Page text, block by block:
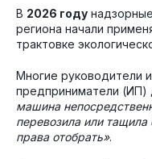
В 2026 году
региона начали
трактовке
Многие руководители
предприниматели (ИП)
машина
перевозила или
права отобрать».